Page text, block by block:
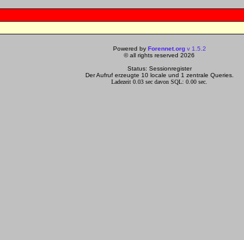
Powered by Forennet.org v 1.5.2
© all rights reserved 2026
Status: Sessionregister
Der Aufruf erzeugte 10 locale und 1 zentrale Queries.
Ladezeit 0.03 sec davon SQL: 0.00 sec.